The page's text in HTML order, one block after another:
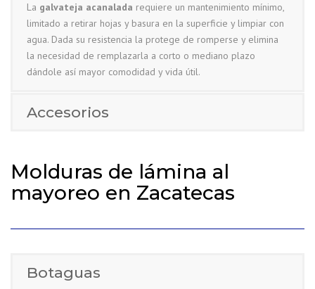
La galvateja acanalada requiere un mantenimiento mínimo,
limitado a retirar hojas y basura en la superficie y limpiar con
agua. Dada su resistencia la protege de romperse y elimina
la necesidad de remplazarla a corto o mediano plazo
dándole así mayor comodidad y vida útil.
Accesorios
Molduras de lámina al
mayoreo en Zacatecas
Botaguas